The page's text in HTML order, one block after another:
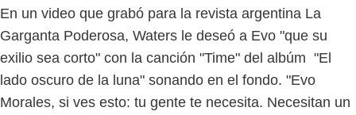
En un video que grabó para la revista argentina La
Garganta Poderosa, Waters le deseó a Evo "que su
exilio sea corto" con la canción "Time" del albúm "El
lado oscuro de la luna" sonando en el fondo. "Evo
Morales, si ves esto: tu gente te necesita. Necesitan un